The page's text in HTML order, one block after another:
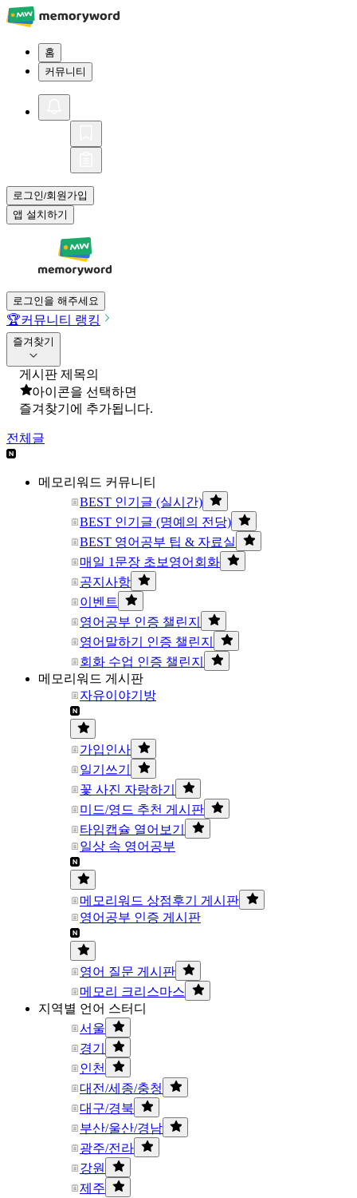
홈
커뮤니티
로그인/회원가입
앱 설치하기
로그인을 해주세요
🏆커뮤니티 랭킹
즐겨찾기
게시판 제목의
아이콘을 선택하면
즐겨찾기에 추가됩니다.
전체글
메모리워드 커뮤니티
BEST 인기글 (실시간)
BEST 인기글 (명예의 전당)
BEST 영어공부 팁 & 자료실
매일 1문장 초보영어회화
공지사항
이벤트
영어공부 인증 챌린지
영어말하기 인증 챌린지
회화 수업 인증 챌린지
메모리워드 게시판
자유이야기방
가입인사
일기쓰기
꽃 사진 자랑하기
미드/영드 추천 게시판
타임캡슐 열어보기
일상 속 영어공부
메모리워드 상점후기 게시판
영어공부 인증 게시판
영어 질문 게시판
메모리 크리스마스
지역별 언어 스터디
서울
경기
인천
대전/세종/충청
대구/경북
부산/울산/경남
광주/전라
강원
제주